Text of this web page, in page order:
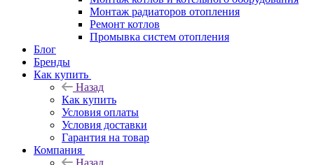
Монтаж радиаторов отопления
Ремонт котлов
Промывка систем отопления
Блог
Бренды
Как купить
Назад
Как купить
Условия оплаты
Условия доставки
Гарантия на товар
Компания
Назад